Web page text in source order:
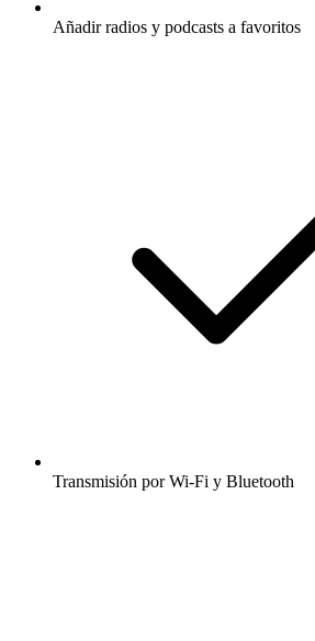
Añadir radios y podcasts a favoritos
Transmisión por Wi-Fi y Bluetooth